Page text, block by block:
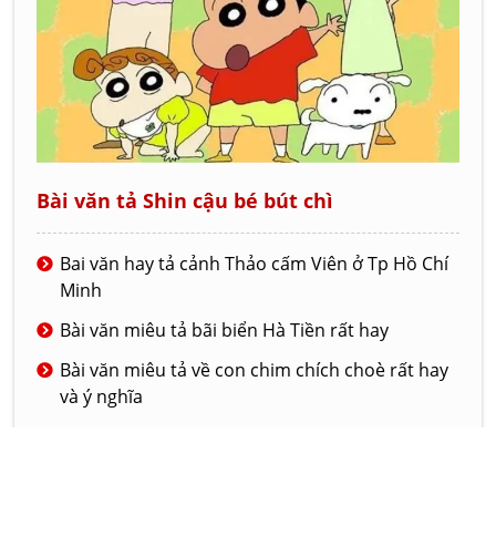
Bài văn tả Shin cậu bé bút chì
Bai văn hay tả cảnh Thảo cấm Viên ở Tp Hồ Chí
Minh
Bài văn miêu tả bãi biển Hà Tiền rất hay
Bài văn miêu tả về con chim chích choè rất hay
và ý nghĩa